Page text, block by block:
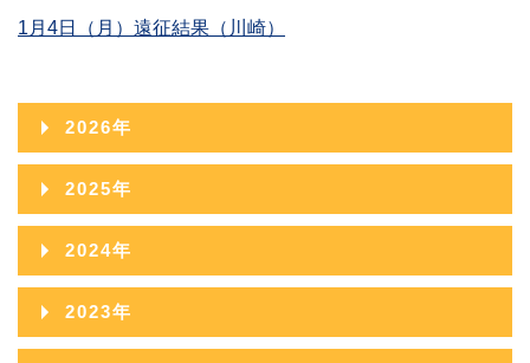
1月4日（月）遠征結果（川崎）
2026年
2026年08月
2026年07月
2026年06月
2026年05月
2025年
2025年12月
2025年11月
2025年10月
2024年
2024年12月
2024年11月
2023年